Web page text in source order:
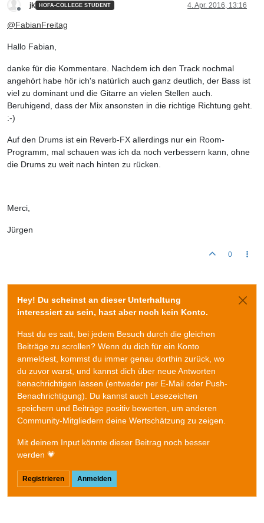
Offline
jk HOFA-COLLEGE STUDENT 4. Apr. 2016, 13:16
@FabianFreitag
Hallo Fabian,
danke für die Kommentare. Nachdem ich den Track nochmal
angehört habe hör ich's natürlich auch ganz deutlich, der Bass ist
viel zu dominant und die Gitarre an vielen Stellen auch.
Beruhigend, dass der Mix ansonsten in die richtige Richtung geht.
:-)
Auf den Drums ist ein Reverb-FX allerdings nur ein Room-
Programm, mal schauen was ich da noch verbessern kann, ohne
die Drums zu weit nach hinten zu rücken.
Merci,
Jürgen
0
Hey! Du scheinst an dieser Unterhaltung
interessiert zu sein, hast aber noch kein Konto.
Hast du es satt, bei jedem Besuch durch die gleichen
Beiträge zu scrollen? Wenn du dich für ein Konto
anmeldest, kommst du immer genau dorthin zurück, wo
du zuvor warst, und kannst dich über neue Antworten
benachrichtigen lassen (entweder per E-Mail oder Push-
Benachrichtigung). Du kannst auch Lesezeichen
speichern und Beiträge positiv bewerten, um anderen
Community-Mitgliedern deine Wertschätzung zu zeigen.
Mit deinem Input könnte dieser Beitrag noch besser
werden 💗
Registrieren Anmelden